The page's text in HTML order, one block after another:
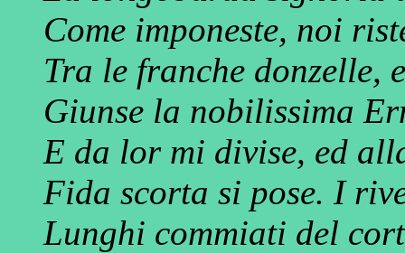
Come imponeste, noi
Tra le franche donzelle,
Giunse la nobilissima
E da lor mi divise, ed
Fida scorta si pose. I
Lunghi commiati del